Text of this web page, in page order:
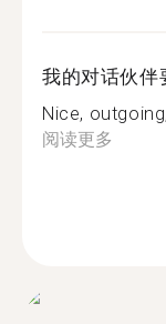
我的对话伙伴
Nice,
阅读更多